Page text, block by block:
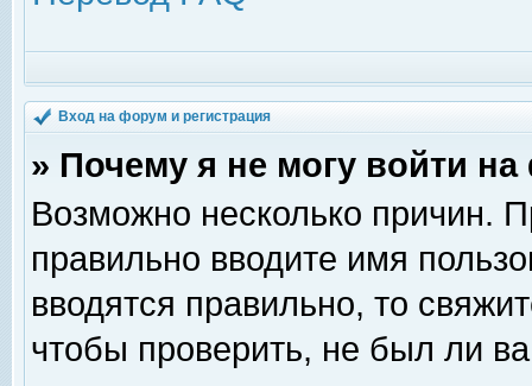
Вход на форум и регистрация
» Почему я не могу войти
Возможно несколько причин.
правильно вводите имя
вводятся правильно, то
чтобы проверить, не был ли